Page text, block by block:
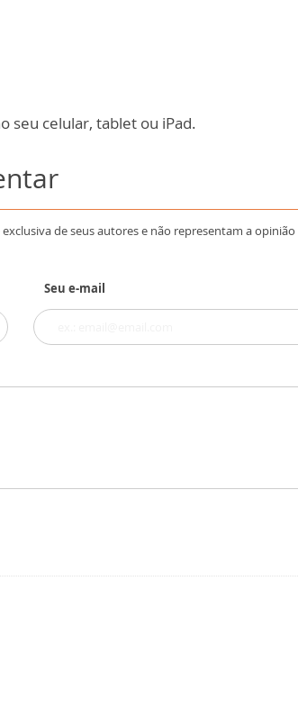
seu celular, tablet ou iPad.
de seus autores e não representam a opinião
Seu e-mail